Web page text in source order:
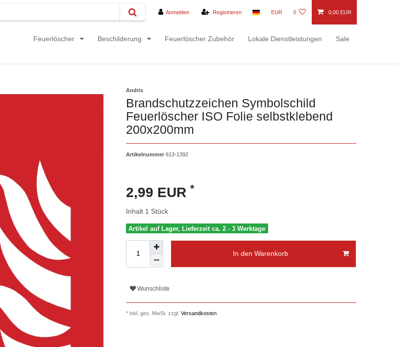
Anmelden Registrieren EUR 0 0,00 EUR
Feuerlöscher Beschilderung Feuerlöscher Zubehör Lokale Dienstleistungen Sale
Andris
Brandschutzzeichen Symbolschild
Feuerlöscher ISO Folie selbstklebend
200x200mm
Artikelnummer 613-1392
2,99 EUR *
Inhalt 1 Stück
Artikel auf Lager, Lieferzeit ca. 2 - 3 Werktage
In den Warenkorb
Wunschliste
* inkl. ges. MwSt. zzgl. Versandkosten